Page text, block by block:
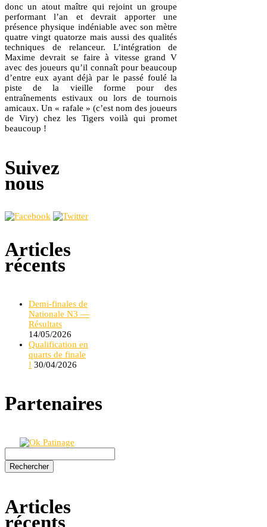
donc un atout maître qui rejoint un groupe
performant l’an et devrait apporter une
présence physique indéniable avec son mètre
quatre vingt quatorze mais aussi des qualités
techniques de relanceur. L’intégration de
Maxime devrait se faire à vitesse grand V
avec des joueurs qu’il connaît pour beaucoup
d’entre eux ayant déjà par le passé foulé la
piste de la vieille forme pour des
entraînements estivaux ou lors de tournois
amicaux. Un « rafale » (c’est nom des joueurs
de Viry) chez les Tigers voilà qui promet
beaucoup !
Suivez
nous
Articles
récents
Demi-finales de
Nationale N3 —
Résultats
14/05/2026
Qualification en
quarts de finale
! 30/04/2026
Partenaires
Articles
récents